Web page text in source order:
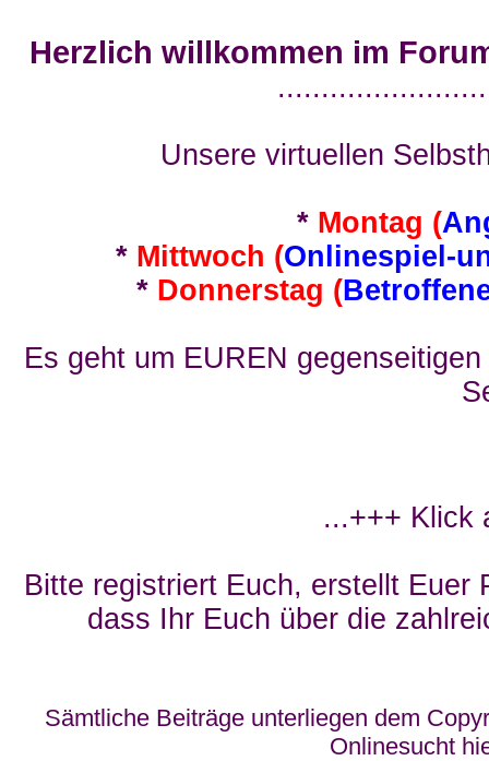
Herzlich willkommen im
Unsere virtuellen
* Montag (
* Mittwoch (Onlinespiel-
* Donnerstag (
Es geht um EUREN
...+++ Klick
Bitte registriert Euch, erstellt Euer
dass Ihr Euch über die
Sämtliche Beiträge unterliegen dem
Onlinesucht